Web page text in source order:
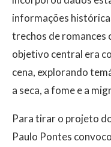
informações
trechos de romances
objetivo central era
cena, explorando
a seca, a fome e a
Para tirar o projeto
Paulo Pontes